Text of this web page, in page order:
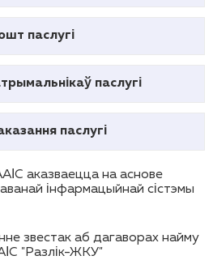
паслугі
паслугі
паслугі
аказваецца на аснове
інфармацыйнай сістэмы
звестак аб дагаворах найму
"Разлік-ЖКУ"